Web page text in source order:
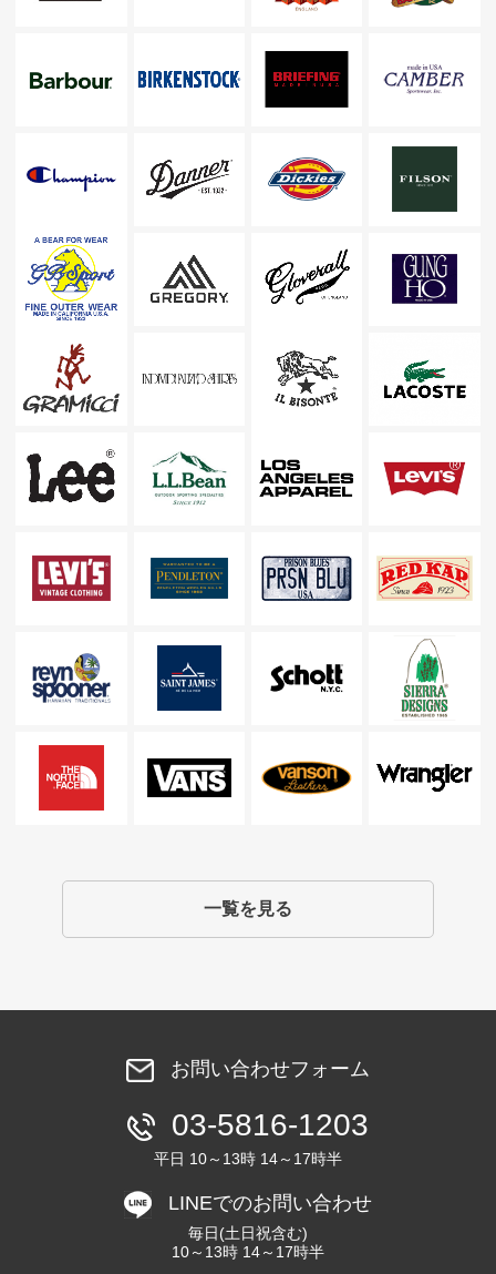
一覧を見る
お問い合わせフォーム
03-5816-1203
平日 10～13時 14～17時半
LINEでのお問い合わせ
毎日(土日祝含む)
10～13時 14～17時半